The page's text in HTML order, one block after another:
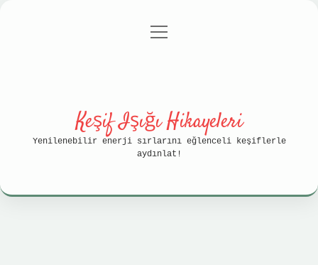
Gizlilik Politikası
menüyü
Keşif Işığı Hikayeleri
Yenilenebilir enerji sırlarını eğlenceli keşiflerle
aydınlat!